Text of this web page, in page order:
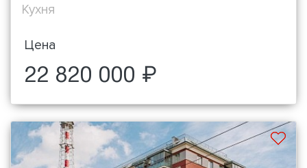
Кухня
Цена
22 820 000 ₽